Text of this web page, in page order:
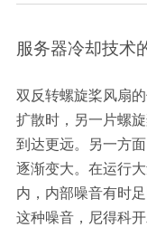
服务器冷却技术
双反转螺旋桨风扇
扩散时，另一片螺
到达更远。另一方
逐渐变大。在运行
内，内部噪音有时
这种噪音，尼得科